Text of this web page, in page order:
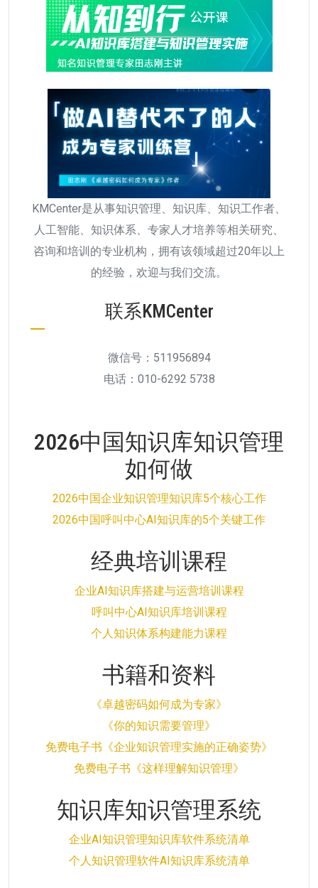
KMCenter是从事知识管理、知识库、知识工作者、
人工智能、知识体系、专家人才培养等相关研究、
咨询和培训的专业机构，拥有该领域超过20年以上
的经验，欢迎与我们交流。
联系KMCenter
微信号：511956894
电话：010-6292 5738
2026中国知识库知识管理
如何做
2026中国企业知识管理知识库5个核心工作
2026中国呼叫中心AI知识库的5个关键工作
经典培训课程
企业AI知识库搭建与运营培训课程
呼叫中心AI知识库培训课程
个人知识体系构建能力课程
书籍和资料
《卓越密码如何成为专家》
《你的知识需要管理》
免费电子书《企业知识管理实施的正确姿势》
免费电子书《这样理解知识管理》
知识库知识管理系统
企业AI知识管理知识库软件系统清单
个人知识管理软件AI知识库系统清单